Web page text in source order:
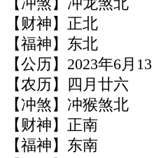
【冲煞】冲龙煞北
【财神】正北
【福神】东北
【公历】2023年6月13
【农历】四月廿六
【冲煞】冲猴煞北
【财神】正南
【福神】东南